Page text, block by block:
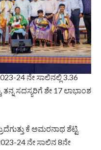
24 ನೇ ಸಾಲಿನಲ್ಲಿ 3.36
ಸದಸ್ಯರಿಗೆ ಶೇ 17 ಲಾಭಾಂಶ
ಕೆ ಅಮರನಾಥ ಶೆಟ್ಟಿ
24 ನೇ ಸಾಲಿನ 8ನೇ